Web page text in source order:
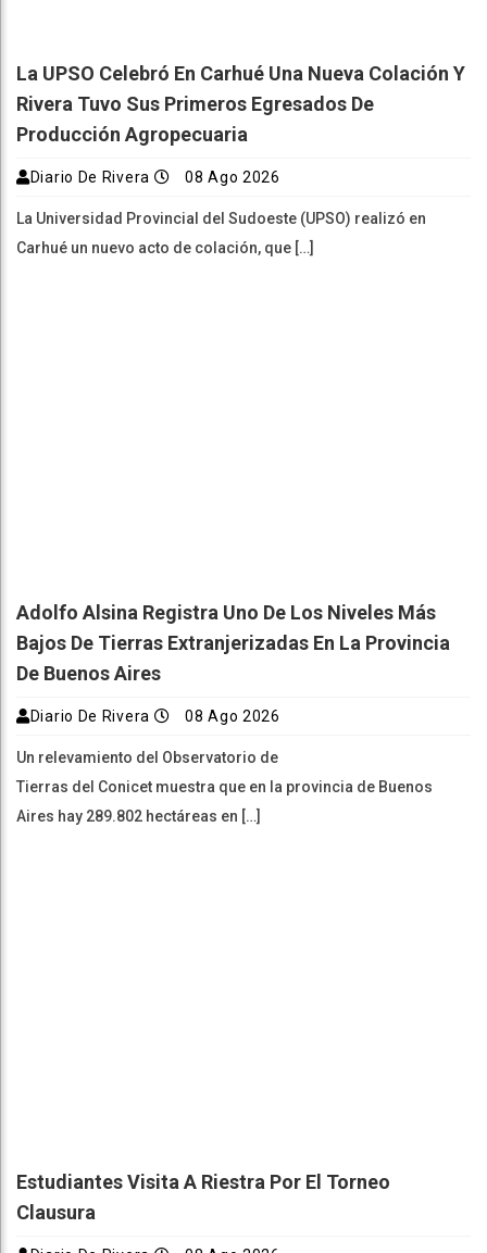
La UPSO Celebró En Carhué Una Nueva Colación Y
Rivera Tuvo Sus Primeros Egresados De
Producción Agropecuaria
Diario De Rivera 08 Ago 2026
La Universidad Provincial del Sudoeste (UPSO) realizó en
Carhué un nuevo acto de colación, que […]
Adolfo Alsina Registra Uno De Los Niveles Más
Bajos De Tierras Extranjerizadas En La Provincia
De Buenos Aires
Diario De Rivera 08 Ago 2026
Un relevamiento del Observatorio de
Tierras del Conicet muestra que en la provincia de Buenos
Aires hay 289.802 hectáreas en […]
Estudiantes Visita A Riestra Por El Torneo
Clausura